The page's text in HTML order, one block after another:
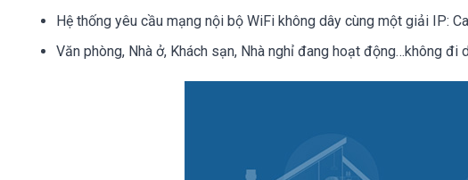
Hệ thống yêu cầu mạng nội bộ WiFi không dây cùng một giải IP:
Văn phòng, Nhà ở, Khách sạn, Nhà nghỉ đang hoạt động…không đi